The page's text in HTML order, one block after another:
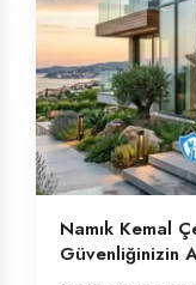
Namık Kemal
Güvenliğinizin